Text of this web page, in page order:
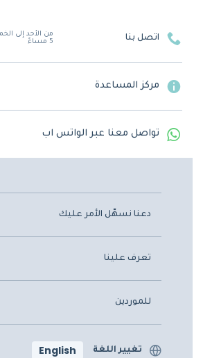
اتصل بنا
5 مساءً
مركز المساعدة
تواصل معنا عبر الواتس اب
دعنا نسهّل الأمر عليك
تعرف علينا
للموردين
تغيير اللغة English